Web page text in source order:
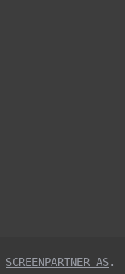
SCREENPARTNER AS.